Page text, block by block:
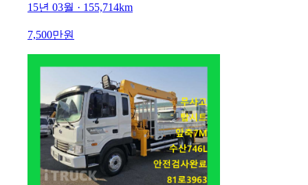
15년 03월 · 155,714km
7,500만원